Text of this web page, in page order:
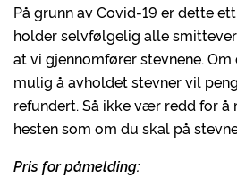
På grunn av Covid-19 er dette
holder selvfølgelig alle
at vi gjennomfører stevnene.
mulig å avholdet stevner vil
refundert. Så ikke vær redd for å
hesten som om du skal på
Pris for påmelding: